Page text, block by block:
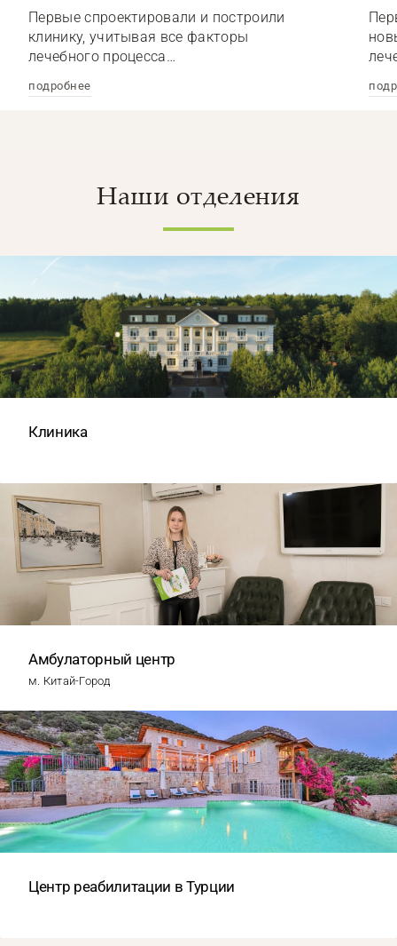
Первые спроектировали и построили
клинику, учитывая все факторы
лечебного процесса…
подробнее
Наши отделения
Клиника
Амбулаторный центр
м. Китай-Город
Центр реабилитации в Турции